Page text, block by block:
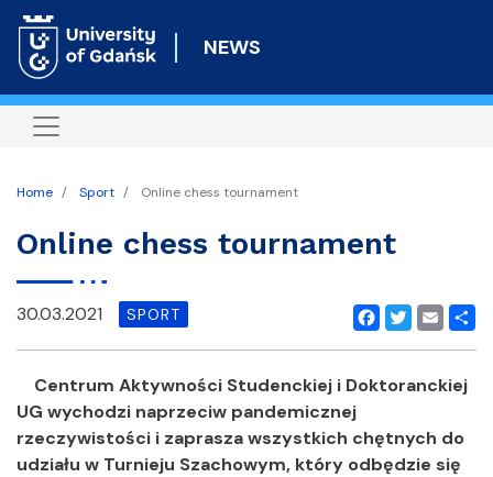
to
content
NEWS
Home Sport Online chess tournament
Online chess tournament
Facebook
Twitter
Email
30.03.2021 SPORT
Centrum Aktywności Studenckiej i Doktoranckiej
UG wychodzi naprzeciw pandemicznej
rzeczywistości i zaprasza wszystkich chętnych do
udziału w Turnieju Szachowym, który odbędzie się